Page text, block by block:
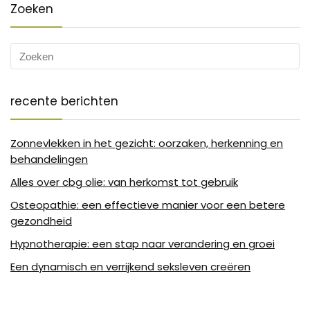
Zoeken
recente berichten
Zonnevlekken in het gezicht: oorzaken, herkenning en
behandelingen
Alles over cbg olie: van herkomst tot gebruik
Osteopathie: een effectieve manier voor een betere
gezondheid
Hypnotherapie: een stap naar verandering en groei
Een dynamisch en verrijkend seksleven creëren